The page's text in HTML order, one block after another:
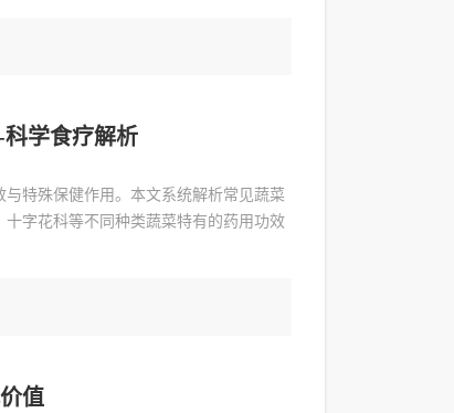
学食疗解析
特殊保健作用。本文系统解析常见蔬菜
字花科等不同种类蔬菜特有的药用功效
值